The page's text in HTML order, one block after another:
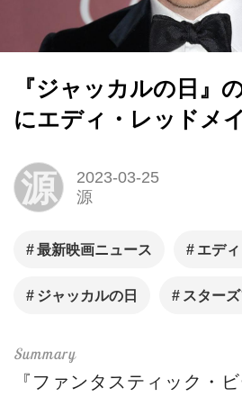
『ジャッカルの日』
にエディ・レッドメ
源
2023-03-25
源
最新映画ニュース エデ
ジャッカルの日 スター
『ファンタスティック・